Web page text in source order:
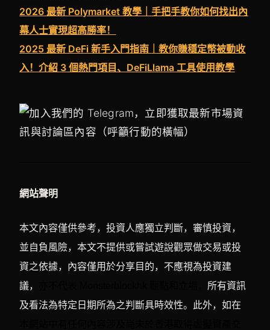
2026 最新 Polymarket 教學｜手把手教你如何找出內
幕人士實現超高勝率！
2025 最新 DeFi 新手入門指南｜教你賺穩定幣被動收
入！介紹 3 個熱門項目、DeFiLlama 工具使用教學
網站聲明
本文內容僅供參考，投資人應獨立判斷，審慎投資，
並自負風險，本文不提供或嘗試遊說觀眾做交易或投
資之依據，內容僅用於分享目的，不應視為投資建
議，
所有資訊
及看法為特定日期所為之判斷具時效性。此外，如在